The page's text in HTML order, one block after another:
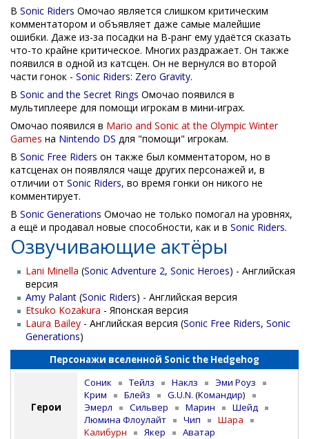
В Sonic Riders Омочао является слишком критическим
комментатором и объявляет даже самые малейшие
ошибки. Даже из-за посадки на B-ранг ему удаётся сказать
что-то крайне критическое. Многих раздражает. Он также
появился в одной из катсцен. Он не вернулся во второй
части гонок - Sonic Riders: Zero Gravity.
В Sonic and the Secret Rings Омочао появился в
мультиплеере для помощи игрокам в мини-играх.
Омочао появился в Mario and Sonic at the Olympic Winter
Games на Nintendo DS для "помощи" игрокам.
В Sonic Free Riders он также был комментатором, но в
катсценах он появлялся чаще других персонажей и, в
отличии от Sonic Riders, во время гонки он никого не
комментирует.
В Sonic Generations Омочао не только помогал на уровнях,
а ещё и продавал новые способности, как и в Sonic Riders.
Озвучивающие актёры
Lani Minella (Sonic Adventure 2,Sonic Heroes) - Английская
версия
Amy Palant (Sonic Riders) - Английская версия
Etsuko Kozakura - Японская версия
Laura Bailey - Английская версия (Sonic Free Riders,Sonic
Generations)
Персонажи вселенной Sonic the Hedgehog
Герои
Соник Тейлз Наклз
Эми Роуз
Крим
Блейз G.U.N. (Командир)
Эмерл
Сильвер Марин
Шейд
Люмина Флоулайт
Чип
Шара
Калибурн
Якер Аватар